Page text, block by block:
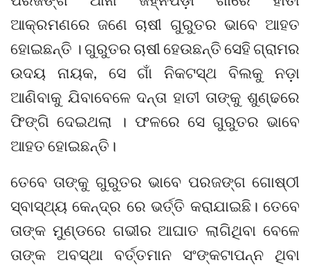
ଆକ୍ରମଣରେ ଜଣେ ଚାଷୀ ଗୁରୁତର ଭାବେ ଆହତ
ହୋଇଛନ୍ତି । ଗୁରୁତର ଚାଷୀ ହେଉଛନ୍ତି ସେହି ଗ୍ରାମର
ଉଦୟ ନାୟକ, ସେ ଗାଁ ନିକଟସ୍ଥ ବିଲକୁ ନଡ଼ା
ଆଣିବାକୁ ଯିବାବେଳେ ଦନ୍ତା ହାତୀ ତାଙ୍କୁ ଶୁଣ୍ଢରେ
ଫିଙ୍ଗି ଦେଇଥଲା । ଫଳରେ ସେ ଗୁରୁତର ଭାବେ
ଆହତ ହୋଇଛନ୍ତି।
ତେବେ ତାଙ୍କୁ ଗୁରୁତର ଭାବେ ପରଜଙ୍ଗ ଗୋଷ୍ଠୀ
ସ୍ବାସ୍ଥ୍ୟ କେନ୍ଦ୍ର ରେ ଭର୍ତ୍ତି କରାଯାଇଛି। ତେବେ
ତାଙ୍କ ମୁଣ୍ଡରେ ଗଭୀର ଆଘାତ ଲାଗିଥିବା ବେଳେ
ତାଙ୍କ ଅବସ୍ଥା ବର୍ତ୍ତମାନ ସଂଙ୍କଟାପନ୍ନ ଥିବା